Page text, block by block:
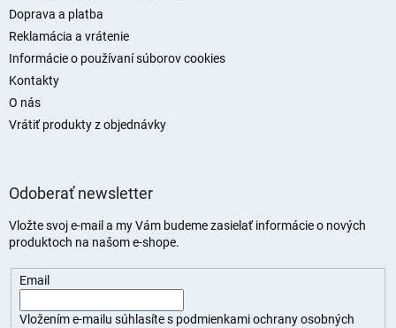
Doprava a platba
Reklamácia a vrátenie
Informácie o používaní súborov cookies
Kontakty
O nás
Vrátiť produkty z objednávky
Odoberať newsletter
Vložte svoj e-mail a my Vám budeme zasielať informácie o nových
produktoch na našom e-shope.
Email
Vložením e-mailu súhlasíte s podmienkami ochrany osobných